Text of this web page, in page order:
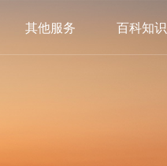
其他服务 百科知识